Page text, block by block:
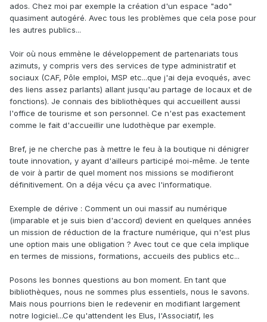
ados. Chez moi par exemple la création d'un espace "ado"
quasiment autogéré. Avec tous les problèmes que cela pose pour
les autres publics...
Voir où nous emmène le développement de partenariats tous
azimuts, y compris vers des services de type administratif et
sociaux (CAF, Pôle emploi, MSP etc...que j'ai deja evoqués, avec
des liens assez parlants) allant jusqu'au partage de locaux et de
fonctions). Je connais des bibliothèques qui accueillent aussi
l'office de tourisme et son personnel. Ce n'est pas exactement
comme le fait d'accueillir une ludothèque par exemple.
Bref, je ne cherche pas à mettre le feu à la boutique ni dénigrer
toute innovation, y ayant d'ailleurs participé moi-même. Je tente
de voir à partir de quel moment nos missions se modifieront
définitivement. On a déja vécu ça avec l'informatique.
Exemple de dérive : Comment un oui massif au numérique
(imparable et je suis bien d'accord) devient en quelques années
un mission de réduction de la fracture numérique, qui n'est plus
une option mais une obligation ? Avec tout ce que cela implique
en termes de missions, formations, accueils des publics etc...
Posons les bonnes questions au bon moment. En tant que
bibliothèques, nous ne sommes plus essentiels, nous le savons.
Mais nous pourrions bien le redevenir en modifiant largement
notre logiciel...Ce qu'attendent les Elus, l'Associatif, les